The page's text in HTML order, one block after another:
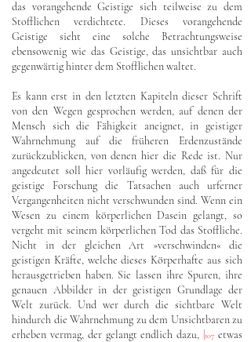
das vorangehende Geistige sich teilweise zu dem
Stofflichen verdichtete. Dieses vorangehende
Geistige sieht eine solche Betrachtungsweise
ebensowenig wie das Geistige, das unsichtbar auch
gegenwärtig hinter dem Stofflichen waltet.
Es kann erst in den letzten Kapiteln dieser Schrift
von den Wegen gesprochen werden, auf denen der
Mensch sich die Fähigkeit aneignet, in geistiger
Wahrnehmung auf die früheren Erdenzustände
zurückzublicken, von denen hier die Rede ist. Nur
angedeutet soll hier vorläufig werden, daß für die
geistige Forschung die Tatsachen auch urferner
Vergangenheiten nicht verschwunden sind. Wenn ein
Wesen zu einem körperlichen Dasein gelangt, so
vergeht mit seinem körperlichen Tod das Stoffliche.
Nicht in der gleichen Art »verschwinden« die
geistigen Kräfte, welche dieses Körperhafte aus sich
herausgetrieben haben. Sie lassen ihre Spuren, ihre
genauen Abbilder in der geistigen Grundlage der
Welt zurück. Und wer durch die sichtbare Welt
hindurch die Wahrnehmung zu dem Unsichtbaren zu
erheben vermag, der gelangt endlich dazu,
107 etwas